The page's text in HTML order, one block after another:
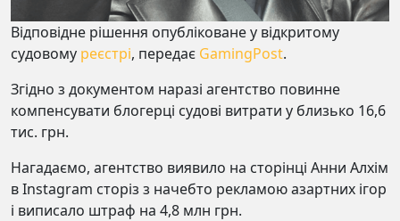
Відповідне рішення опубліковане у відкритому
судовому реєстрі, передає GamingPost.
Згідно з документом наразі агентство повинне
компенсувати блогерці судові витрати у близько 16,6
тис. грн.
Нагадаємо, агентство виявило на сторінці Анни Алхім
в Instagram сторіз з начебто рекламою азартних ігор
і виписало штраф на 4,8 млн грн.